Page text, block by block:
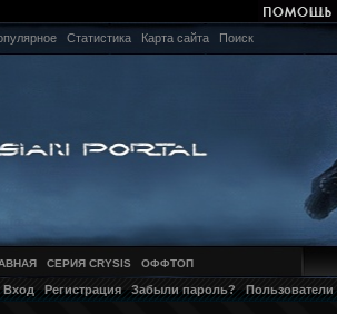
Статистика Карта сайта Поиск
СЕРИЯ CRYSIS ОФФТОП
Вход Регистрация Забыли пароль? Пользователи